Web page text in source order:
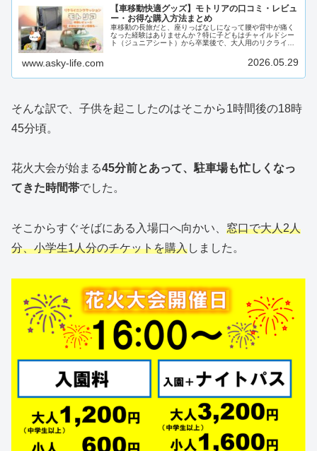
【車移動快適グッズ】モトリアの口コミ・レビュ
ー・お得な購入方法まとめ
車移動の長旅だと、座りっぱなしになって腰や背中が痛く
なった経験はありませんか？特に子どもはチャイルドシー
ト（ジュニアシート）から卒業後で、大人用のリクライニ
www.asky-life.com 2026.05.29
そんな訳で、子供を起こしたのはそこから1時間後の18時
45分頃。
花火大会が始まる45分前とあって、駐車場も忙しくなっ
てきた時間帯でした。
そこからすぐそばにある入場口へ向かい、 窓口で大人2人
分、小学生1人分のチケットを購入しました。